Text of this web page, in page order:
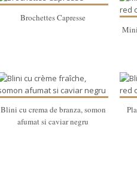
Brochettes Capresse
Blini cu crema de branza, somon
afumat si caviar negru